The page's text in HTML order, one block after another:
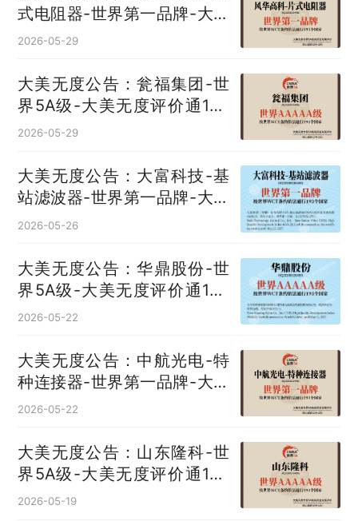
式电阻器‌-世界第一品牌-大美
无度评价通193国
2026-05-29
大美无度公告：瓮福集团-世
界5A级-大美无度评价通193
国
2026-05-29
大美无度公告：大富科技-基
站滤波器‌-世界第一品牌-大美
无度评价通193国
2026-05-26
大美无度公告：华鼎股份-世
界5A级-大美无度评价通193
国
2026-05-22
大美无度公告：中航光电-特
种连接器‌-世界第一品牌-大美
无度评价通193国
2026-05-22
大美无度公告：山东隆科-世
界5A级-大美无度评价通193
国
2026-05-19